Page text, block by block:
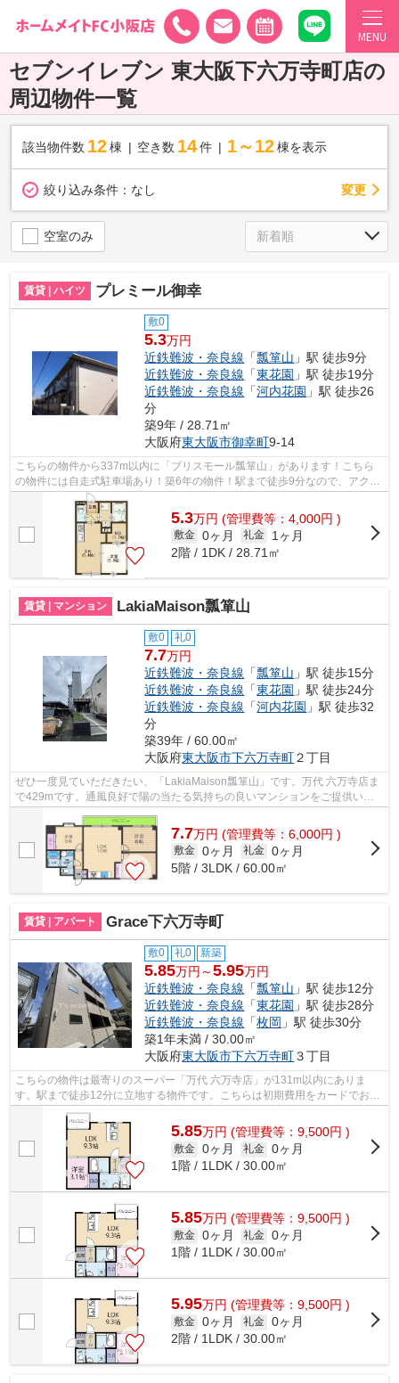
MENU
セブンイレブン 東大阪下六万寺町店の
周辺物件一覧
該当物件数 12棟 空き数 14 件 1～12 棟を表示
絞り込み条件： なし 変更
空室のみ
賃貸 | ハイツ プレミール御幸
敷0
5.3万円
近鉄難波・奈良線 「瓢箪山 」駅 徒歩9分
近鉄難波・奈良線 「東花園 」駅 徒歩19分
近鉄難波・奈良線 「河内花園 」駅 徒歩26
分
築9年 / 28.71㎡
大阪府東大阪市御幸町9-14
こちらの物件から337m以内に「ブリスモール瓢箪山」があります！こちら
の物件には自走式駐車場あり！築6年の物件！駅まで徒歩9分なので、アクセ
スの良い物件です！Y’ｓエステートでは...
5.3万円 (管理費等：4,000円 )
敷金 0ヶ月 礼金
1ヶ月
2階 / 1DK / 28.71㎡
賃貸 | マンション LakiaMaison瓢箪山
敷0 礼0
7.7万円
近鉄難波・奈良線 「瓢箪山 」駅 徒歩15分
近鉄難波・奈良線 「東花園 」駅 徒歩24分
近鉄難波・奈良線 「河内花園 」駅 徒歩32
分
築39年 / 60.00㎡
大阪府東大阪市下六万寺町２丁目
ぜひ一度見ていただきたい、「LakiaMaison瓢箪山」です。万代 六万寺店ま
で429mです。通風良好で陽の当たる気持ちの良いマンションをご提供いた
7.7万円 (管理費等：6,000円 )
敷金 0ヶ月 礼金 0ヶ月
5階 / 3LDK / 60.00㎡
賃貸 | アパート Grace下六万寺町
敷0 礼0 新築
5.85万円～5.95万円
近鉄難波・奈良線 「瓢箪山 」駅 徒歩12分
近鉄難波・奈良線 「東花園 」駅 徒歩28分
近鉄難波・奈良線 「枚岡 」駅 徒歩30分
築1年未満 / 30.00㎡
大阪府東大阪市下六万寺町３丁目
こちらの物件は最寄りのスーパー「万代 六万寺店」が131m以内にありま
す。駅まで徒歩12分に立地する物件です。こちらは初期費用をカードでお支
払いいただけるアパートです。こちらの物...
5.85万円 (管理費等：9,500円 )
敷金 0ヶ月 礼金 0ヶ月
1階 / 1LDK / 30.00㎡
5.85万円 (管理費等：9,500円 )
敷金 0ヶ月 礼金 0ヶ月
1階 / 1LDK / 30.00㎡
5.95万円 (管理費等：9,500円 )
敷金 0ヶ月 礼金 0ヶ月
2階 / 1LDK / 30.00㎡